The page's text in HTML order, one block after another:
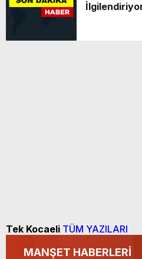
Tek Kocaeli TÜM YAZILARI
MANŞET HABERLERİ